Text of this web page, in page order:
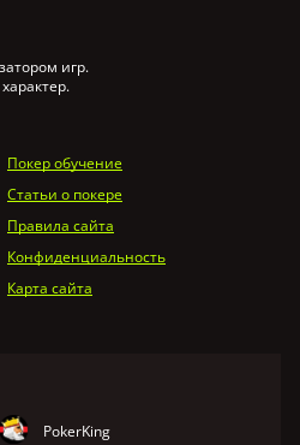
игр.
Покер обучение
Статьи о покере
Правила сайта
Конфиденциальность
Карта сайта
PokerKing